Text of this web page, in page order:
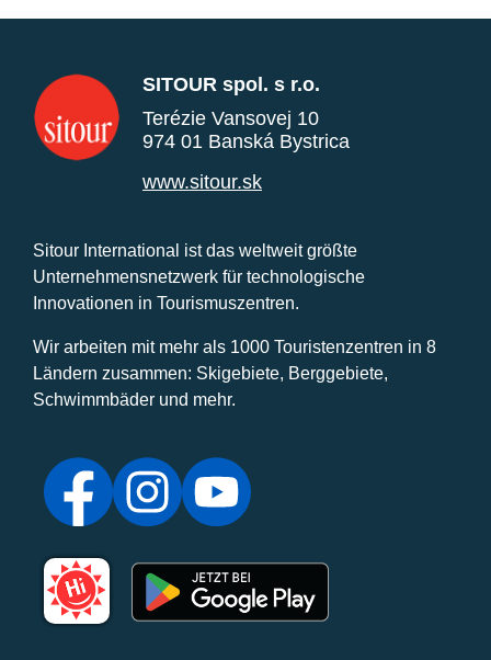
SITOUR spol. s r.o.
Terézie Vansovej 10
974 01 Banská Bystrica
www.sitour.sk
Sitour International ist das weltweit größte
Unternehmensnetzwerk für technologische
Innovationen in Tourismuszentren.
Wir arbeiten mit mehr als 1000 Touristenzentren in 8
Ländern zusammen: Skigebiete, Berggebiete,
Schwimmbäder und mehr.